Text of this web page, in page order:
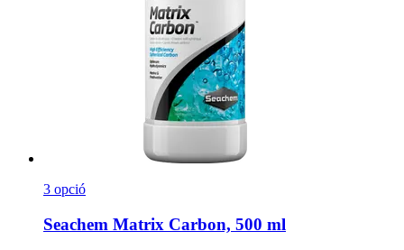
3 opció
Seachem Matrix Carbon, 500 ml